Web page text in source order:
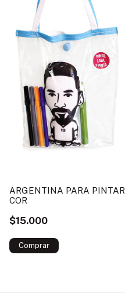
ARGENTINA PARA PINTAR
COR
$15.000